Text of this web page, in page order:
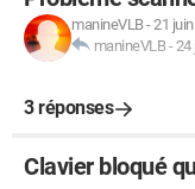
manineVLB-21
manineVLB-24
3 réponses
Clavier bloqué